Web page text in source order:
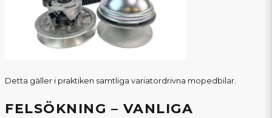
Detta gäller i praktiken samtliga variatordrivna mopedbilar.
FELSÖKNING – VANLIGA